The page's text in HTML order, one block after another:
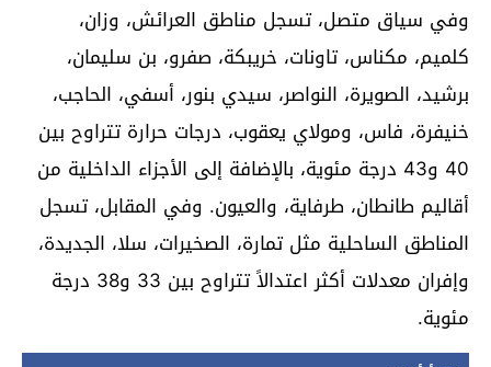
وفي سياق متصل، تسجل مناطق العرائش، وزان،
كلميم، مكناس، تاونات، خريبكة، صفرو، بن سليمان،
برشيد، الصويرة، النواصر، سيدي بنور، أسفي، الحاجب،
خنيفرة، فاس، ومولاي يعقوب، درجات حرارة تتراوح بين
40 و43 درجة مئوية، بالإضافة إلى الأجزاء الداخلية من
أقاليم طانطان، طرفاية، والعيون. وفي المقابل، تسجل
المناطق الساحلية مثل تمارة، الصخيرات، سلا، الجديدة،
وإفران معدلات أكثر اعتدالاً تتراوح بين 33 و38 درجة
مئوية.